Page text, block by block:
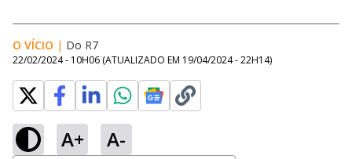
O VÍCIO | Do R7
22/02/2024 - 10H06 (ATUALIZADO EM 19/04/2024 - 22H14)
A+ A-